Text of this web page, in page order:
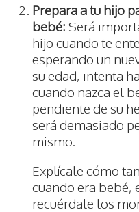
Prepara a tu hijo
bebé: Será
hijo cuando te
esperando un
su edad, intenta
cuando nazca el
pendiente de su
será demasiado
mismo.
Explícale cómo
cuando era bebé,
recuérdale los